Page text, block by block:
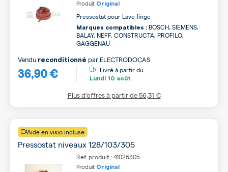
Produit Original
Pressostat pour Lave-linge
Marques compatibles : BOSCH, SIEMENS,
BALAY, NEFF, CONSTRUCTA, PROFILO,
GAGGENAU
36,90 €
Vendu reconditionné par ELECTRODOCAS
Livré à partir du
Lundi 10 août
Plus d’offres à partir de56,31 €
Aide en visio incluse
Pressostat niveaux 128/103/305
Ref. produit : 41026305
Produit Original